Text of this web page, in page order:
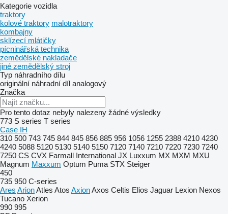
Kategorie vozidla
traktory
kolové traktory malotraktory
kombajny
sklízecí mlátičky
pícninářská technika
zemědělské nakladače
jiné zemědělský stroj
Typ náhradního dílu
originální náhradní díl analogový
Značka
Pro tento dotaz nebyly nalezeny žádné výsledky
773 S series T series
Case IH
310 500 743 745 844 845 856 885 956 1056 1255 2388 4210 4230
4240 5088 5120 5130 5140 5150 7120 7140 7210 7220 7230 7240
7250 CS CVX Farmall International JX Luxxum MX MXM MXU
Magnum Maxxum Optum Puma STX Steiger
450
735 950 C-series
Ares ArionAtles Atos AxionAxos Celtis Elios Jaguar Lexion Nexos
Tucano Xerion
990 995